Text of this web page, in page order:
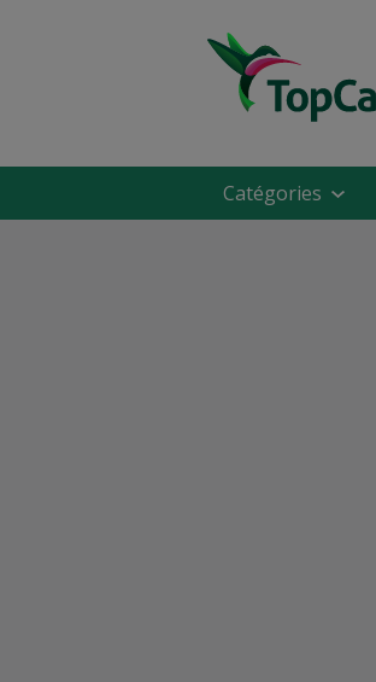
Catégories